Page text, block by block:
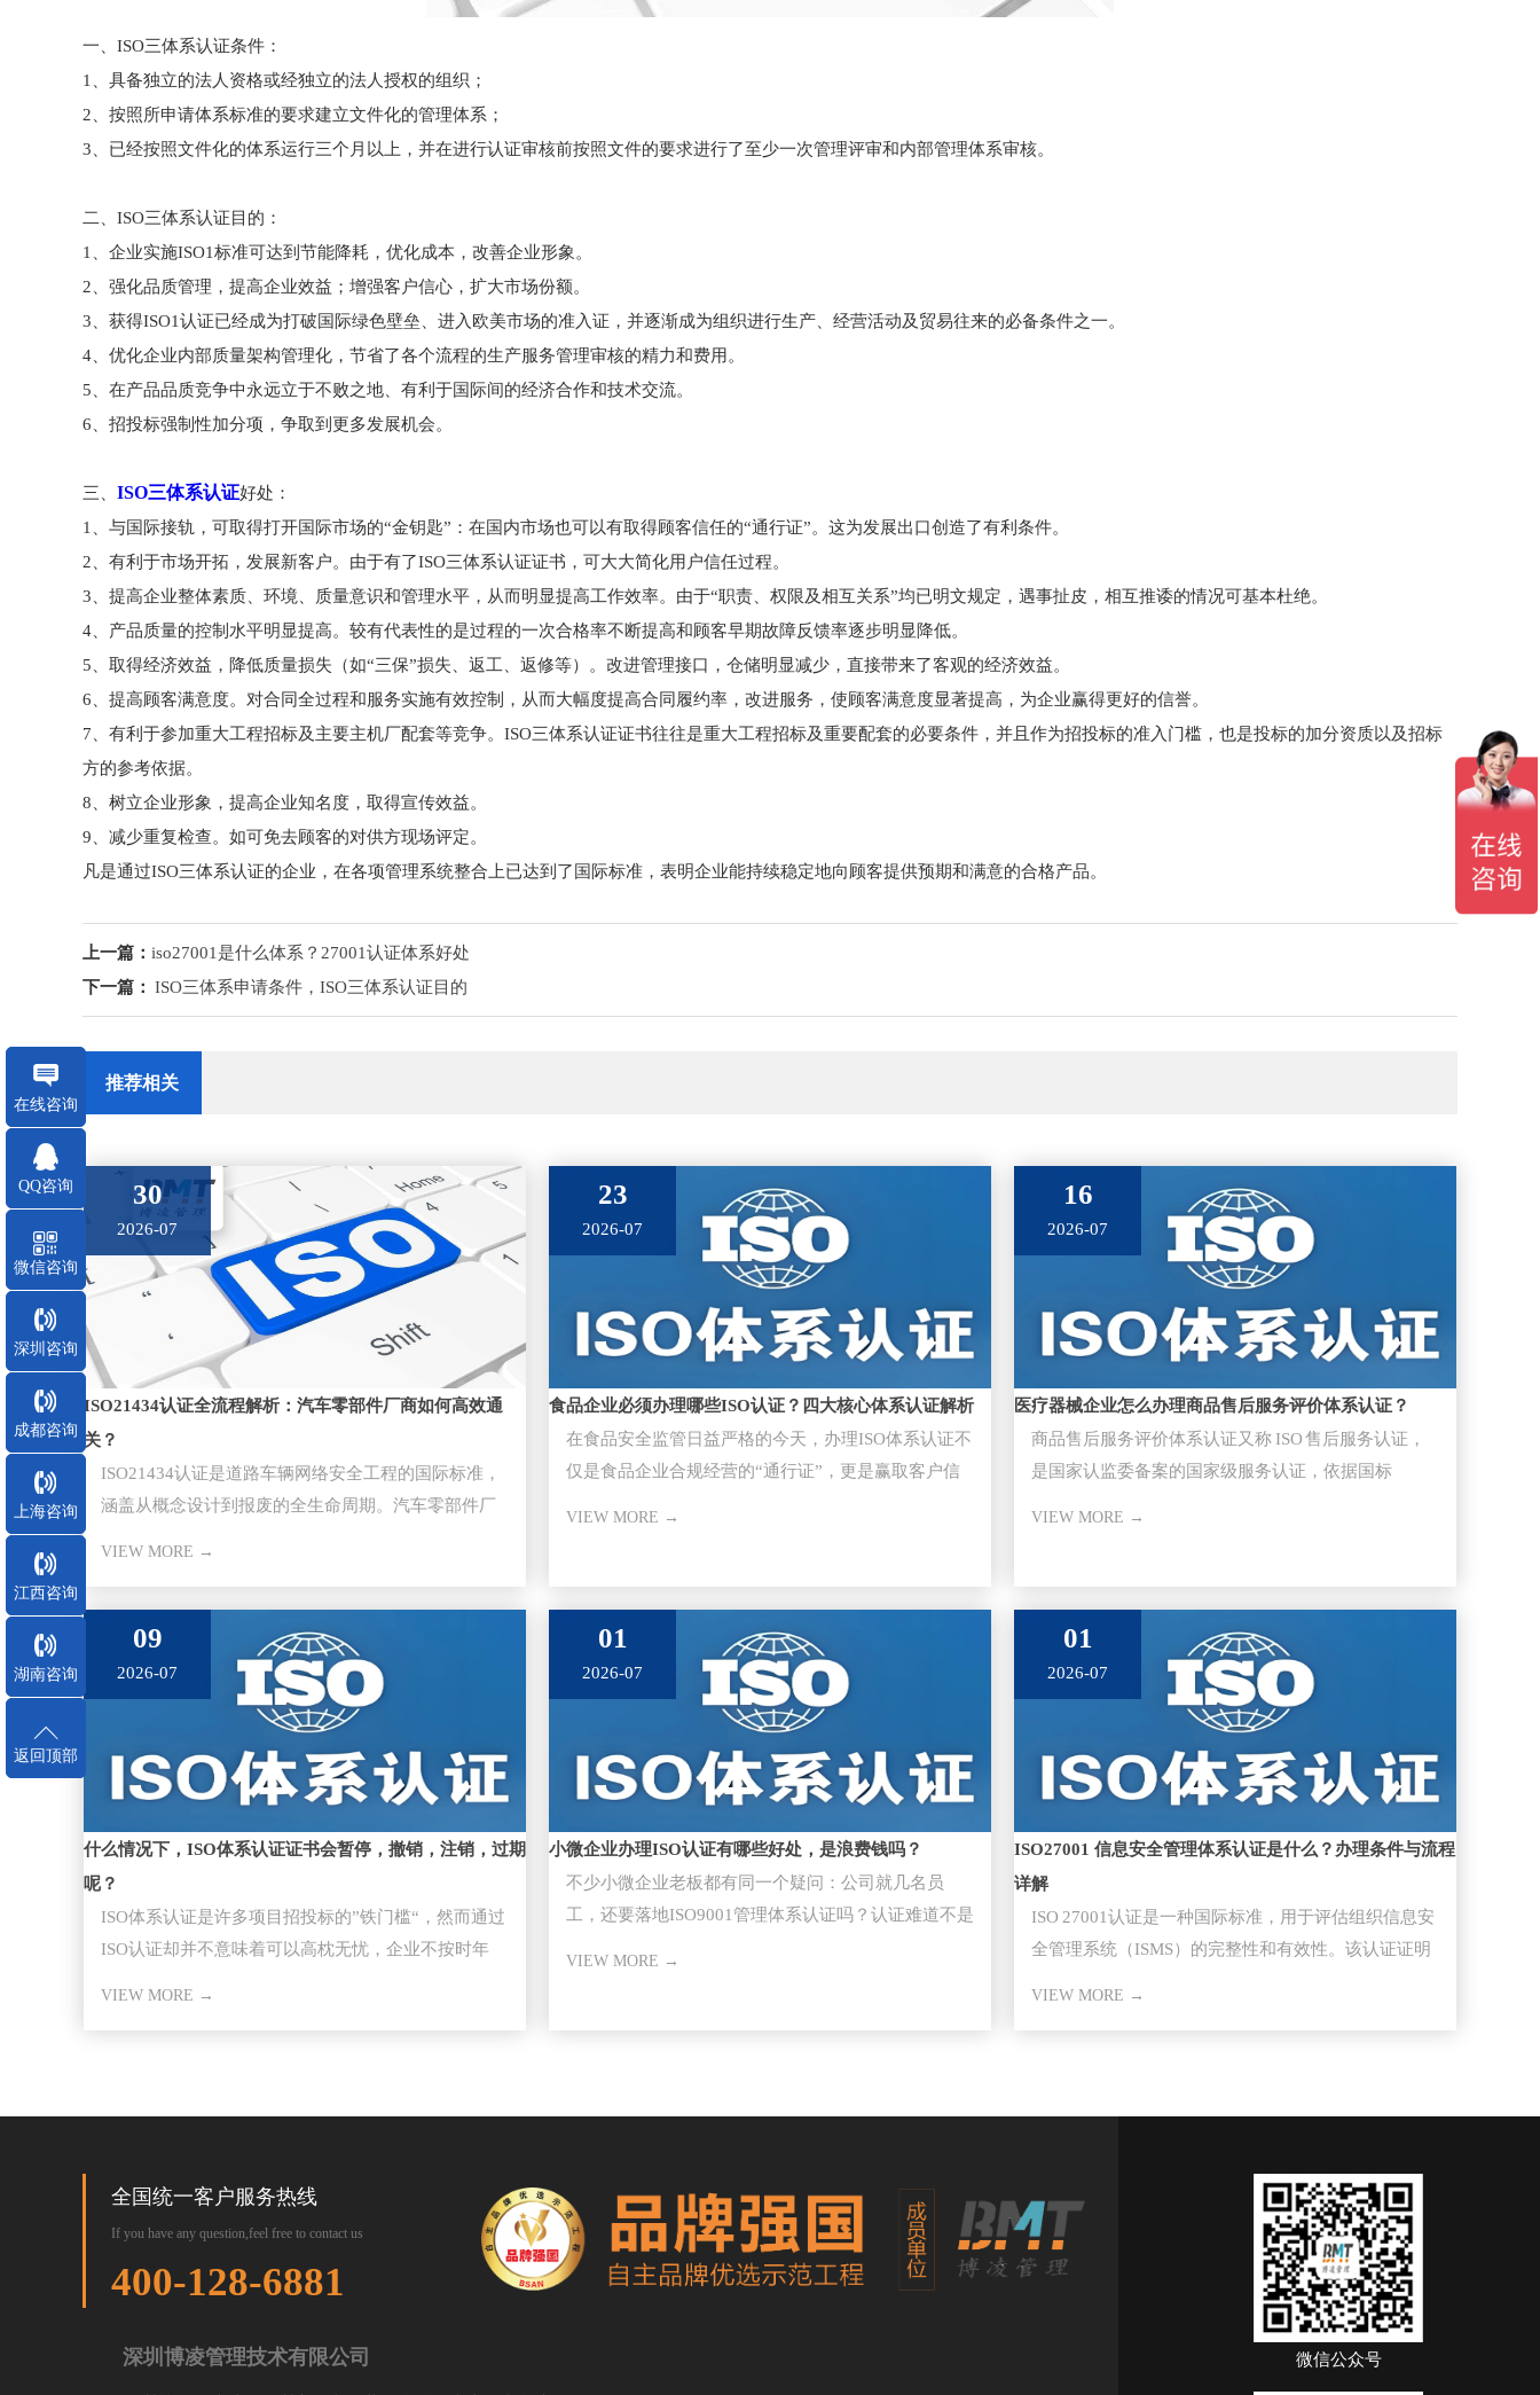
一、ISO三体系认证条件：
1、具备独立的法人资格或经独立的法人授权的组织；
2、按照所申请体系标准的要求建立文件化的管理体系；
3、已经按照文件化的体系运行三个月以上，并在进行认证审核前按照文件的要求进行了至少一次管理评审和内部管理体系审核。
二、ISO三体系认证目的：
1、企业实施ISO1标准可达到节能降耗，优化成本，改善企业形象。
2、强化品质管理，提高企业效益；增强客户信心，扩大市场份额。
3、获得ISO1认证已经成为打破国际绿色壁垒、进入欧美市场的准入证，并逐渐成为组织进行生产、经营活动及贸易往来的必备条件之一。
4、优化企业内部质量架构管理化，节省了各个流程的生产服务管理审核的精力和费用。
5、在产品品质竞争中永远立于不败之地、有利于国际间的经济合作和技术交流。
6、招投标强制性加分项，争取到更多发展机会。
三、 ISO三体系认证好处：
1、与国际接轨，可取得打开国际市场的“金钥匙”：在国内市场也可以有取得顾客信任的“通行证”。这为发展出口创造了有利条件。
2、有利于市场开拓，发展新客户。由于有了ISO三体系认证证书，可大大简化用户信任过程。
3、提高企业整体素质、环境、质量意识和管理水平，从而明显提高工作效率。由于“职责、权限及相互关系”均已明文规定，遇事扯皮，相互推诿的情况可基本杜绝。
4、产品质量的控制水平明显提高。较有代表性的是过程的一次合格率不断提高和顾客早期故障反馈率逐步明显降低。
5、取得经济效益，降低质量损失（如“三保”损失、返工、返修等）。改进管理接口，仓储明显减少，直接带来了客观的经济效益。
6、提高顾客满意度。对合同全过程和服务实施有效控制，从而大幅度提高合同履约率，改进服务，使顾客满意度显著提高，为企业赢得更好的信誉。
7、有利于参加重大工程招标及主要主机厂配套等竞争。ISO三体系认证证书往往是重大工程招标及重要配套的必要条件，并且作为招投标的准入门槛，也是投标的加分资质以及招标
方的参考依据。
8、树立企业形象，提高企业知名度，取得宣传效益。
9、减少重复检查。如可免去顾客的对供方现场评定。
凡是通过ISO三体系认证的企业，在各项管理系统整合上已达到了国际标准，表明企业能持续稳定地向顾客提供预期和满意的合格产品。
上一篇： iso27001是什么体系？27001认证体系好处
下一篇： ISO三体系申请条件，ISO三体系认证目的
推荐相关
30
2026-07
ISO21434认证全流程解析：汽车零部件厂商如何高效通
关？
ISO21434认证是道路车辆网络安全工程的国际标准，
涵盖从概念设计到报废的全生命周期。汽车零部件厂
VIEW MORE →
23
2026-07
食品企业必须办理哪些ISO认证？四大核心体系认证解析
在食品安全监管日益严格的今天，办理ISO体系认证不
仅是食品企业合规经营的“通行证”，更是赢取客户信
VIEW MORE →
16
2026-07
医疗器械企业怎么办理商品售后服务评价体系认证？
商品售后服务评价体系认证又称 ISO 售后服务认证，
是国家认监委备案的国家级服务认证，依据国标
VIEW MORE →
09
2026-07
什么情况下，ISO体系认证证书会暂停，撤销，注销，过期
呢？
ISO体系认证是许多项目招投标的”铁门槛“，然而通过
ISO认证却并不意味着可以高枕无忧，企业不按时年
VIEW MORE →
01
2026-07
小微企业办理ISO认证有哪些好处，是浪费钱吗？
不少小微企业老板都有同一个疑问：公司就几名员
工，还要落地ISO9001管理体系认证​吗？认证难道不是
VIEW MORE →
01
2026-07
ISO27001 信息安全管理体系认证是什么？办理条件与流程
详解
ISO 27001认证​是一种国际标准，用于评估组织信息安
全管理系统（ISMS）的完整性和有效性。该认证证明
VIEW MORE →
全国统一客户服务热线
If you have any question,feel free to contact us
400-128-6881
深圳博凌管理技术有限公司 微信公众号
在线咨询
QQ咨询
微信咨询
深圳咨询
成都咨询
上海咨询
江西咨询
湖南咨询
返回顶部